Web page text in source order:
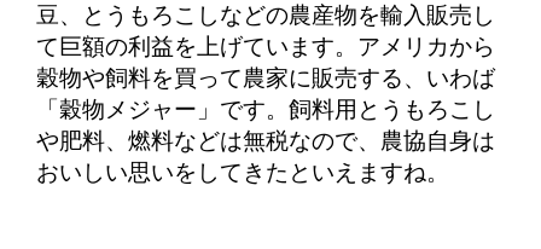
豆、とうもろこしなどの農産物を輸入販売し
て巨額の利益を上げています。アメリカから
穀物や飼料を買って農家に販売する、いわば
「穀物メジャー」です。飼料用とうもろこし
や肥料、燃料などは無税なので、農協自身は
おいしい思いをしてきたといえますね。